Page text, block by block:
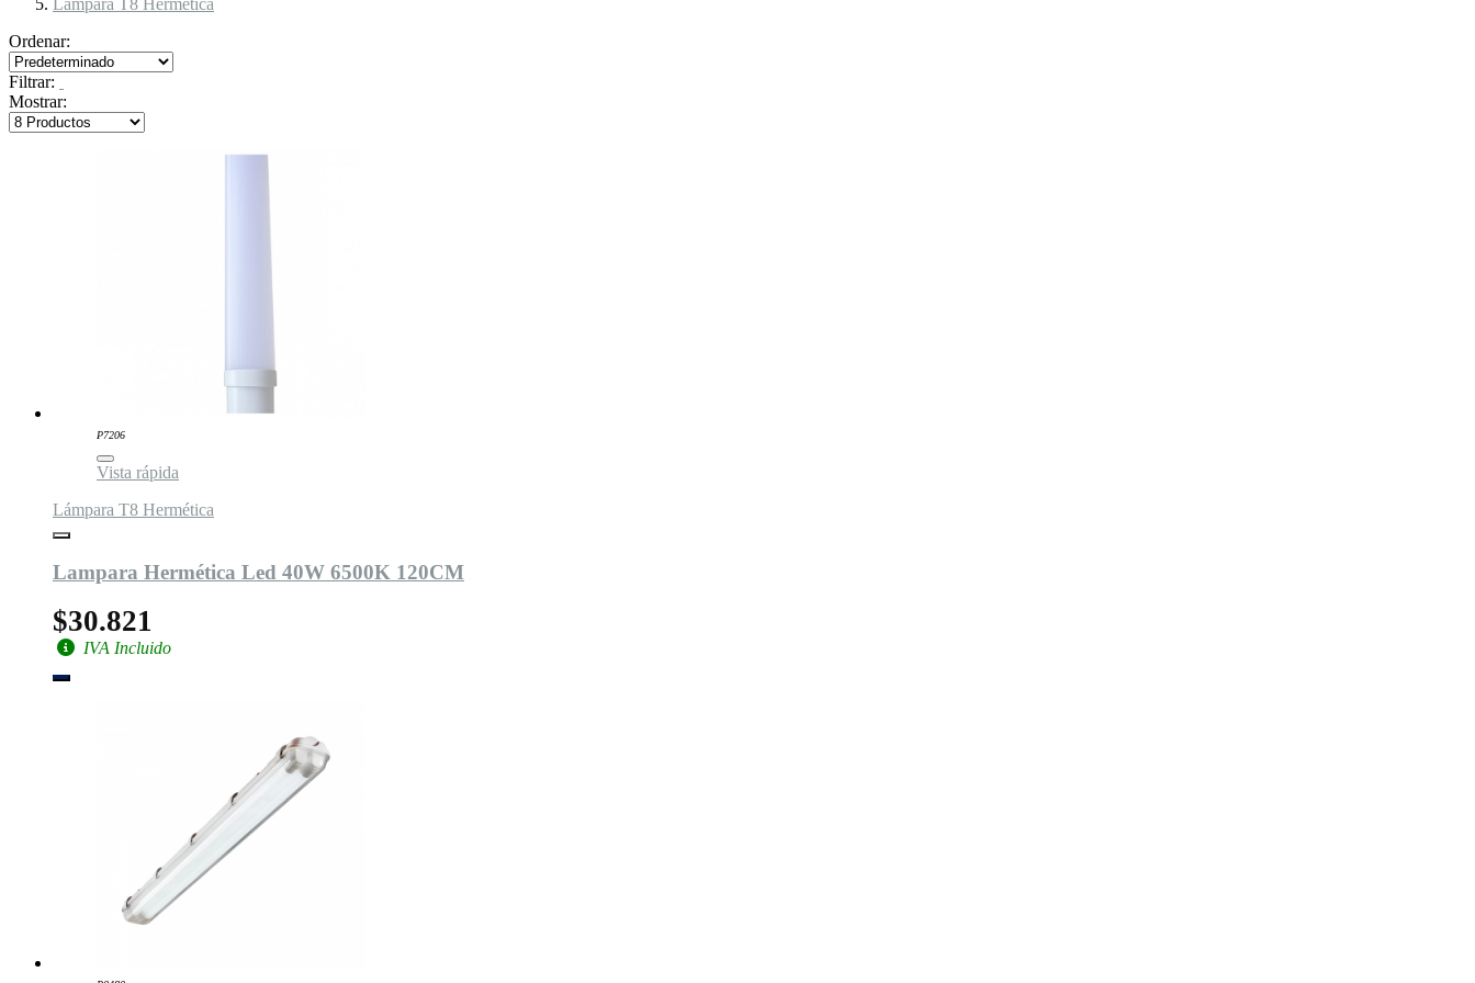
Lámpara T8 Hermética
Ordenar:
Filtrar:
Mostrar:
P7206
Vista rápida
Lámpara T8 Hermética
Lampara Hermética Led 40W 6500K 120CM
$30.821
IVA Incluido